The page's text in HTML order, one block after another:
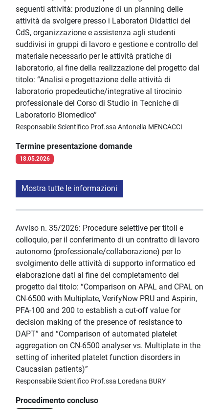
seguenti attività: produzione di un planning delle
attività da svolgere presso i Laboratori Didattici del
CdS, organizzazione e assistenza agli studenti
suddivisi in gruppi di lavoro e gestione e controllo del
materiale necessario per le attività pratiche di
laboratorio, al fine della realizzazione del progetto dal
titolo: “Analisi e progettazione delle attività di
laboratorio propedeutiche/integrative al tirocinio
professionale del Corso di Studio in Tecniche di
Laboratorio Biomedico”
Responsabile Scientifico Prof.ssa Antonella MENCACCI
Termine presentazione domande
18.05.2026
Mostra tutte le informazioni
Avviso n. 35/2026: Procedure selettive per titoli e
colloquio, per il conferimento di un contratto di lavoro
autonomo (professionale/collaborazione) per lo
svolgimento delle attività di supporto informatico ed
elaborazione dati al fine del completamento del
progetto dal titolo: “Comparison on APAL and CPAL on
CN-6500 with Multiplate, VerifyNow PRU and Aspirin,
PFA-100 and 200 to establish a cut-off value for
decision making of the presence of resistance to
DAPT” and “Comparison of automated platelet
aggregation on CN-6500 analyser vs. Multiplate in the
setting of inherited platelet function disorders in
Caucasian patients)”
Responsabile Scientifico Prof.ssa Loredana BURY
Procedimento concluso